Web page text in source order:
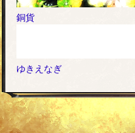
銅貨
ゆきえなぎ